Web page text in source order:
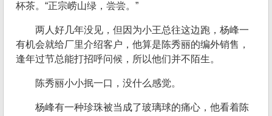
杯茶。“正宗崂山绿，尝尝。”
两人好几年没见，但因为小王总往这边跑，杨峰一
有机会就给厂里介绍客户，他算是陈秀丽的编外销售，
逢年过节总能打招呼问候，所以他们并不陌生。
陈秀丽小小抿一口，没什么感觉。
杨峰有一种珍珠被当成了玻璃球的痛心，他看着陈